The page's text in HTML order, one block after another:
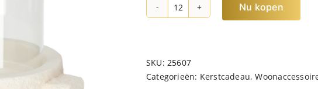
JENS
Jessie
Off-
Nu kopen
SKU:25607
Categorieën: Kerstcadeau,